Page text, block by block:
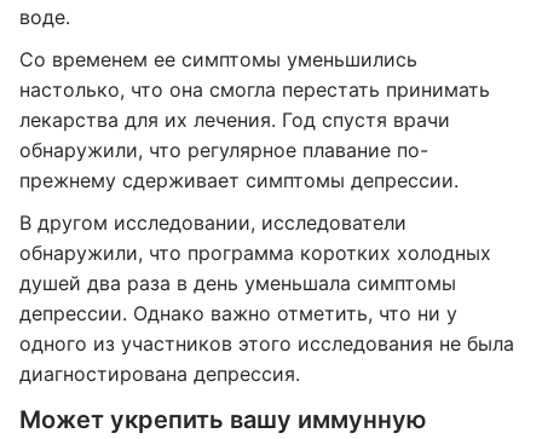
воде.
Со временем ее симптомы уменьшились
настолько, что она смогла перестать принимать
лекарства для их лечения. Год спустя врачи
обнаружили, что регулярное плавание по-
прежнему сдерживает симптомы депрессии.
В другом исследовании, исследователи
обнаружили, что программа коротких холодных
душей два раза в день уменьшала симптомы
депрессии. Однако важно отметить, что ни у
одного из участников этого исследования не была
диагностирована депрессия.
Может укрепить вашу иммунную